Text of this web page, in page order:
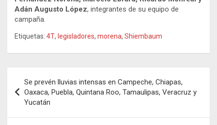
Adán Augusto López, integrantes de su equipo de
campaña.
Etiquetas: 4T, legisladores, morena, Shiembaum
de
entradas
Se prevén lluvias intensas en Campeche, Chiapas,
Oaxaca, Puebla, Quintana Roo, Tamaulipas, Veracruz y
Yucatán